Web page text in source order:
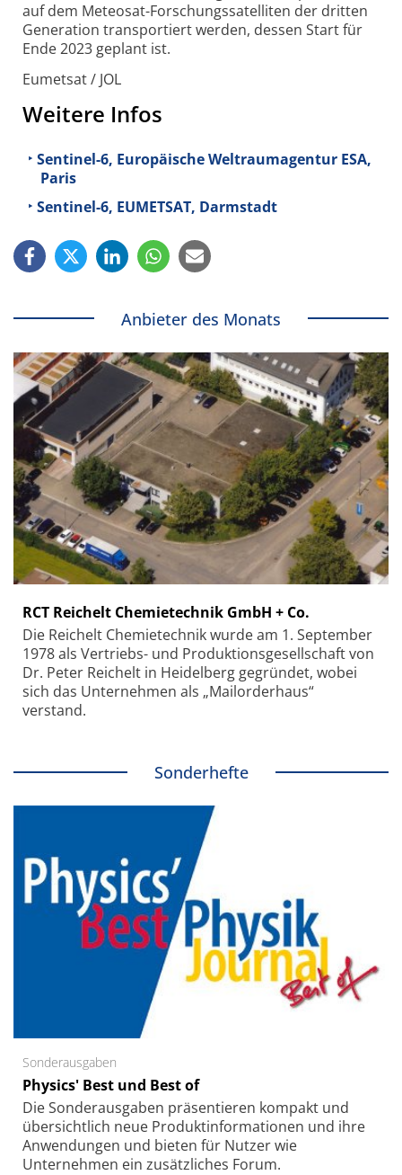
auf dem Meteosat-Forschungs­satelliten der dritten
Generation trans­portiert werden, dessen Start für
Ende 2023 geplant ist.
Eumetsat / JOL
Weitere Infos
Sentinel-6, Europäische Weltraumagentur ESA,
Paris
Sentinel-6, EUMETSAT, Darmstadt
Anbieter des Monats
RCT Reichelt Chemietechnik GmbH + Co.
Die Reichelt Chemietechnik wurde am 1. September
1978 als Vertriebs- und Produktionsgesellschaft von
Dr. Peter Reichelt in Heidelberg gegründet, wobei
sich das Unternehmen als „Mailorderhaus“
verstand.
Sonderhefte
Sonderausgaben
Physics' Best und Best of
Die Sonder­ausgaben präsentieren kompakt und
übersichtlich neue Produkt­informationen und ihre
Anwendungen und bieten für Nutzer wie
Unternehmen ein zusätzliches Forum.